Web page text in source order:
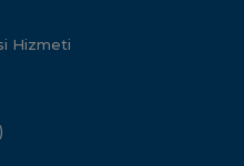
Hizmeti